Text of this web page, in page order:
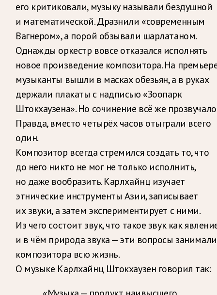
его критиковали, музыку называли бездушной
и математической. Дразнили «современным
Вагнером», а порой обзывали шарлатаном.
Однажды оркестр вовсе отказался исполнять
новое произведение композитора. На
музыканты вышли в масках обезьян, а в руках
держали плакаты с надписью «Зоопарк
Штокхаузена». Но сочинение всё же прозвучало.
Правда, вместо четырёх часов отыграли всего
один.
Композитор всегда стремился создать то, что
до него никто не мог не только исполнить,
но даже вообразить. Карлхайнц изучает
этнические инструменты Азии, записывает
их звуки, а затем экспериментирует с ними.
Из чего состоит звук, что такое звук как
и в чём природа звука — эти вопросы занимали
композитора всю жизнь.
О музыке Карлхайнц Штокхаузен говорил так: